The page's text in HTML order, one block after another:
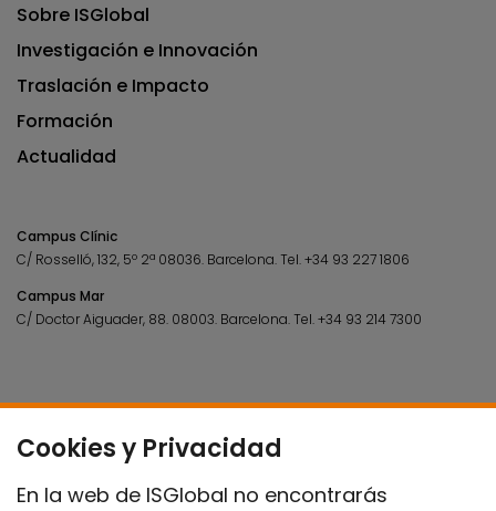
Cookies y Privacidad
En la web de ISGlobal no encontrarás
Sobre ISGlobal
Investigación e Innovación
Traslación e Impacto
Formación
Actualidad
Campus Clínic
C/ Rosselló, 132, 5º 2ª 08036. Barcelona.Tel.+34 93 227 1806
Campus Mar
C/ Doctor Aiguader, 88. 08003. Barcelona.Tel.+34 93 214 7300